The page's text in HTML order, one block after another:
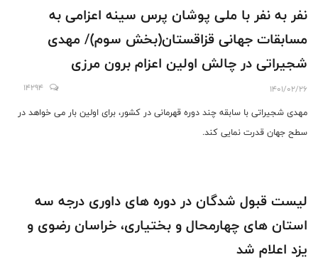
نفر به نفر با ملی پوشان پرس سینه اعزامی به
مسابقات جهانی قزاقستان(بخش سوم)/ مهدی
شجیراتی در چالش اولین اعزام برون مرزی
1401/02/26
14294
مهدی شجیراتی با سابقه چند دوره قهرمانی در کشور، برای اولین بار می خواهد در
سطح جهان قدرت نمایی کند.
لیست قبول شدگان در دوره های داوری درجه سه
استان های چهارمحال و بختیاری، خراسان رضوی و
یزد اعلام شد